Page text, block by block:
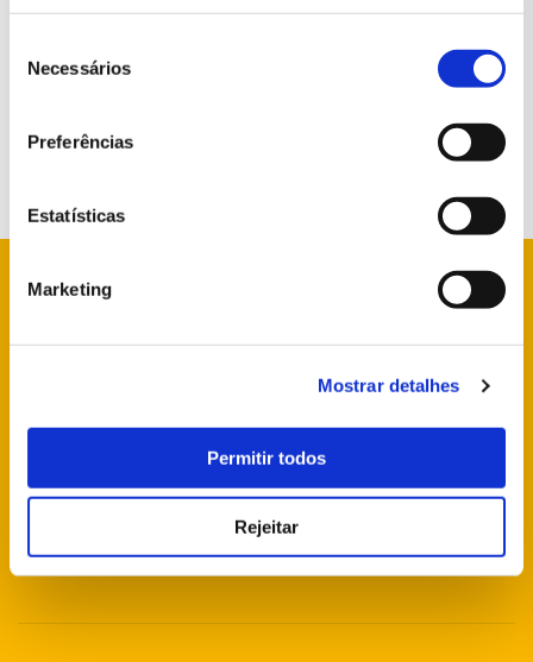
Necessários
Preferências
Estatísticas
Marketing
Mostrar detalhes
Permitir todos
Rejeitar
We apologise for any inconvenience and thank you for your
FOLLOW US